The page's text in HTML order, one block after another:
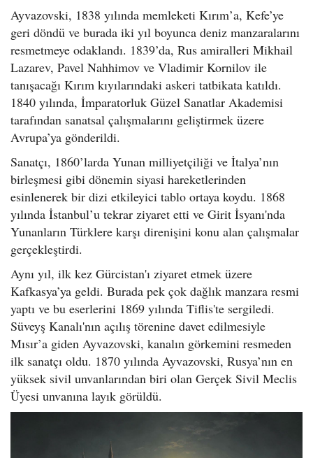
Ayvazovski, 1838 yılında memleketi Kırım’a, Kefe’ye
geri döndü ve burada iki yıl boyunca deniz manzaralarını
resmetmeye odaklandı. 1839’da, Rus amiralleri Mikhail
Lazarev, Pavel Nahhimov ve Vladimir Kornilov ile
tanışacağı Kırım kıyılarındaki askeri tatbikata katıldı.
1840 yılında, İmparatorluk Güzel Sanatlar Akademisi
tarafından sanatsal çalışmalarını geliştirmek üzere
Avrupa’ya gönderildi.
Sanatçı, 1860’larda Yunan milliyetçiliği ve İtalya’nın
birleşmesi gibi dönemin siyasi hareketlerinden
esinlenerek bir dizi etkileyici tablo ortaya koydu. 1868
yılında İstanbul’u tekrar ziyaret etti ve Girit İsyanı'nda
Yunanların Türklere karşı direnişini konu alan çalışmalar
gerçekleştirdi.
Aynı yıl, ilk kez Gürcistan'ı ziyaret etmek üzere
Kafkasya’ya geldi. Burada pek çok dağlık manzara resmi
yaptı ve bu eserlerini 1869 yılında Tiflis'te sergiledi.
Süveyş Kanalı'nın açılış törenine davet edilmesiyle
Mısır’a giden Ayvazovski, kanalın görkemini resmeden
ilk sanatçı oldu. 1870 yılında Ayvazovski, Rusya’nın en
yüksek sivil unvanlarından biri olan Gerçek Sivil Meclis
Üyesi unvanına layık görüldü.